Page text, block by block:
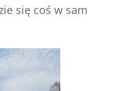
się coś w sam